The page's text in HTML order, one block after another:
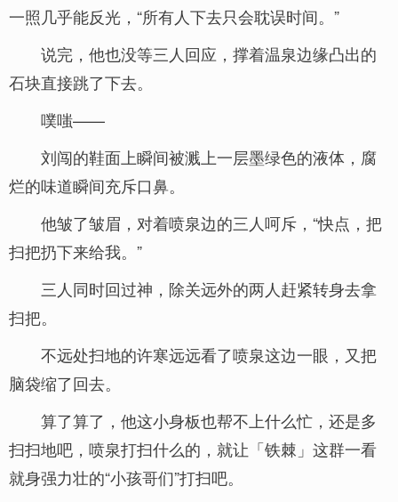
一照几乎能反光，“所有人下去只会耽误时间。”
说完，他也没等三人回应，撑着温泉边缘凸出的
石块直接跳了下去。
噗嗤——
刘闯的鞋面上瞬间被溅上一层墨绿色的液体，腐
烂的味道瞬间充斥口鼻。
他皱了皱眉，对着喷泉边的三人呵斥，“快点，把
扫把扔下来给我。”
三人同时回过神，除关远外的两人赶紧转身去拿
扫把。
不远处扫地的许寒远远看了喷泉这边一眼，又把
脑袋缩了回去。
算了算了，他这小身板也帮不上什么忙，还是多
扫扫地吧，喷泉打扫什么的，就让「铁棘」这群一看
就身强力壮的“小孩哥们”打扫吧。